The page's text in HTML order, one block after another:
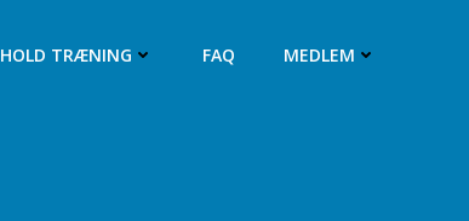
HOLD TRÆNING FAQ MEDLEM